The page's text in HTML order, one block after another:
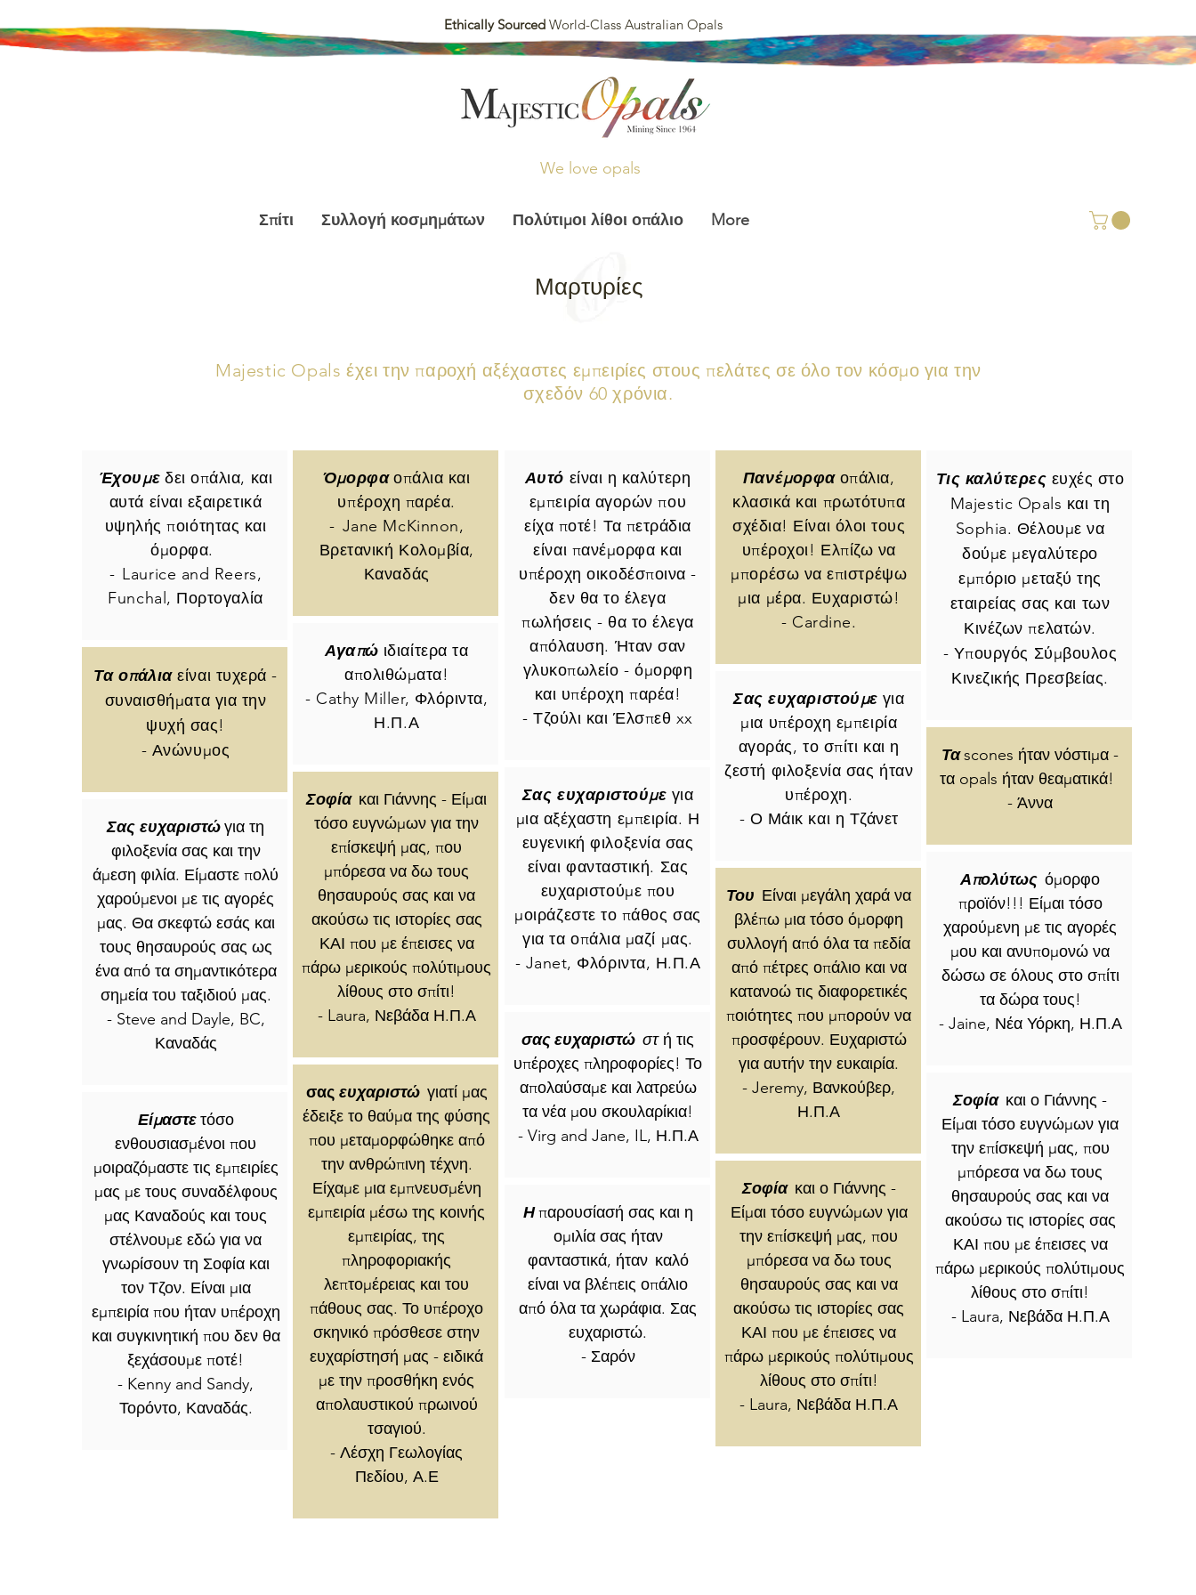
Ethically Sourced World-Class Australian Opals
We love opals
Σπίτι Συλλογή κοσμημάτων Πολύτιμοι λίθοι οπάλιο More
Μαρτυρίες
Majestic Opals έχει την παροχή αξέχαστες εμπειρίες στους πελάτες σε όλο τον κόσμο για την
σχεδόν 60 χρόνια.
Έχουμε δει οπάλια, και
αυτά είναι εξαιρετικά
υψηλής ποιότητας και
όμορφα.
- Laurice and Reers,
Funchal, Πορτογαλία
Τα οπάλιαείναι τυχερά -
συναισθήματα για την
ψυχή σας!
- Ανώνυμος
Σας ευχαριστώγια τη
φιλοξενία σας και την
άμεση φιλία. Είμαστε πολύ
χαρούμενοι με τις αγορές
μας. Θα σκεφτώ εσάς και
τους θησαυρούς σας ως
ένα από τα σημαντικότερα
σημεία του ταξιδιού μας.
- Steve and Dayle, BC,
Καναδάς
Είμαστε τόσο
ενθουσιασμένοι που
μοιραζόμαστε τις εμπειρίες
μας με τους συναδέλφους
μας Καναδούς και τους
στέλνουμε εδώ για να
γνωρίσουν τη Σοφία και
τον Τζον. Είναι μια
εμπειρία που ήταν υπέροχη
και συγκινητική που δεν θα
ξεχάσουμε ποτέ!
- Kenny and Sandy,
Τορόντο, Καναδάς.
Όμορφα οπάλια και
υπέροχη παρέα.
- Jane McKinnon,
Βρετανική Κολομβία,
Καναδάς
Αγαπώ ιδιαίτερα τα
απολιθώματα!
- Cathy Miller, Φλόριντα,
Η.Π.Α
Σοφία και Γιάννης - Είμαι
τόσο ευγνώμων για την
επίσκεψή μας, που
μπόρεσα να δω τους
θησαυρούς σας και να
ακούσω τις ιστορίες σας
ΚΑΙ που με έπεισες να
πάρω μερικούς πολύτιμους
λίθους στο σπίτι!
- Laura, Νεβάδα Η.Π.Α
σας ευχαριστώ γιατί μας
έδειξε το θαύμα της φύσης
που μεταμορφώθηκε από
την ανθρώπινη τέχνη.
Είχαμε μια εμπνευσμένη
εμπειρία μέσω της κοινής
εμπειρίας, της
πληροφοριακής
λεπτομέρειας και του
πάθους σας. Το υπέροχο
σκηνικό πρόσθεσε στην
ευχαρίστησή μας - ειδικά
με την προσθήκη ενός
απολαυστικού πρωινού
τσαγιού.
- Λέσχη Γεωλογίας
Πεδίου, Α.Ε
Αυτό είναι η καλύτερη
εμπειρία αγορών που
είχα ποτέ! Τα πετράδια
είναι πανέμορφα και
υπέροχη οικοδέσποινα -
δεν θα το έλεγα
πωλήσεις - θα το έλεγα
απόλαυση. Ήταν σαν
γλυκοπωλείο - όμορφη
και υπέροχη παρέα!
- Τζούλι και Έλσπεθ xx
Σας ευχαριστούμε για
μια αξέχαστη εμπειρία. Η
ευγενική φιλοξενία σας
είναι φανταστική. Σας
ευχαριστούμε που
μοιράζεστε το πάθος σας
για τα οπάλια μαζί μας.
- Janet, Φλόριντα, Η.Π.Α
σαςευχαριστώ στή τις
υπέροχες πληροφορίες! Το
απολαύσαμε και λατρεύω
τα νέα μου σκουλαρίκια!
- Virg and Jane, IL, Η.Π.Α
Η παρουσίασή σας και η
ομιλία σας ήταν
φανταστικά, ήταν καλό
είναι να βλέπεις οπάλιο
από όλα τα χωράφια. Σας
ευχαριστώ.
- Σαρόν
Πανέμορφα οπάλια,
κλασικά και πρωτότυπα
σχέδια! Είναι όλοι τους
υπέροχοι! Ελπίζω να
μπορέσω να επιστρέψω
μια μέρα. Ευχαριστώ!
- Cardine.
Σας ευχαριστούμε για
μια υπέροχη εμπειρία
αγοράς, το σπίτι και η
ζεστή φιλοξενία σας ήταν
υπέροχη.
- Ο Μάικ και η Τζάνετ
Του Είναι μεγάλη χαρά να
βλέπω μια τόσο όμορφη
συλλογή από όλα τα πεδία
από πέτρες οπάλιο και να
κατανοώ τις διαφορετικές
ποιότητες που μπορούν να
προσφέρουν. Ευχαριστώ
για αυτήν την ευκαιρία.
- Jeremy, Βανκούβερ,
Η.Π.Α
Σοφία και ο Γιάννης -
Είμαι τόσο ευγνώμων για
την επίσκεψή μας, που
μπόρεσα να δω τους
θησαυρούς σας και να
ακούσω τις ιστορίες σας
ΚΑΙ που με έπεισες να
πάρω μερικούς πολύτιμους
λίθους στο σπίτι!
- Laura, Νεβάδα Η.Π.Α
Τις καλύτερες ευχές στο
Majestic Opals και τη
Sophia. Θέλουμε να
δούμε μεγαλύτερο
εμπόριο μεταξύ της
εταιρείας σας και των
Κινέζων πελατών.
- Υπουργός Σύμβουλος
Κινεζικής Πρεσβείας.
Ταscones ήταν νόστιμα -
τα opals ήταν θεαματικά!
- Άννα
Απολύτως όμορφο
προϊόν!!! Είμαι τόσο
χαρούμενη με τις αγορές
μου και ανυπομονώ να
δώσω σε όλους στο σπίτι
τα δώρα τους!
- Jaine, Νέα Υόρκη, Η.Π.Α
Σοφία και ο Γιάννης -
Είμαι τόσο ευγνώμων για
την επίσκεψή μας, που
μπόρεσα να δω τους
θησαυρούς σας και να
ακούσω τις ιστορίες σας
ΚΑΙ που με έπεισες να
πάρω μερικούς πολύτιμους
λίθους στο σπίτι!
- Laura, Νεβάδα Η.Π.Α